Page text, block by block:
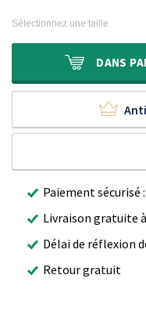
Sélectionnez une taille
DANS
Paiement sécurisé
Livraison gratuite
Délai de réflexion
Retour gratuit